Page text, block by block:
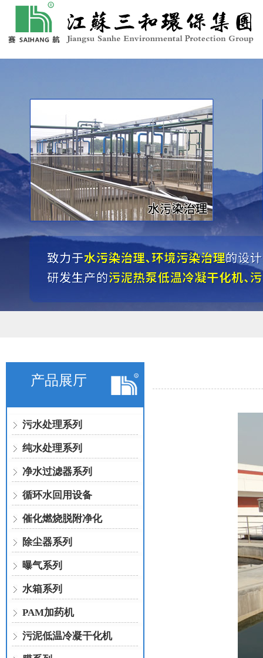
产品展厅
污水处理系列
纯水处理系列
净水过滤器系列
循环水回用设备
催化燃烧脱附净化
除尘器系列
曝气系列
水箱系列
PAM加药机
污泥低温冷凝干化机